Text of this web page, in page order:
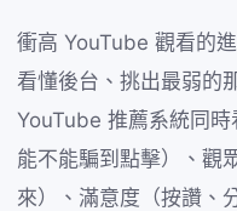
衝高 YouTube 觀看的
看懂後台、挑出最弱的
YouTube 推薦系統同
能不能騙到點擊）、觀
來）、滿意度（按讚、